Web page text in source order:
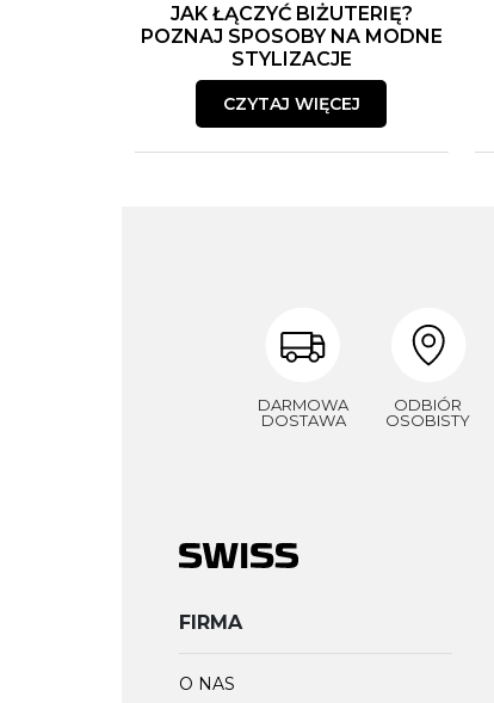
JAK ŁĄCZYĆ BIŻUTERIĘ?
POZNAJ SPOSOBY NA MODNE
STYLIZACJE
CZYTAJ WIĘCEJ
DARMOWA
DOSTAWA
ODBIÓR
OSOBISTY
FIRMA
O NAS